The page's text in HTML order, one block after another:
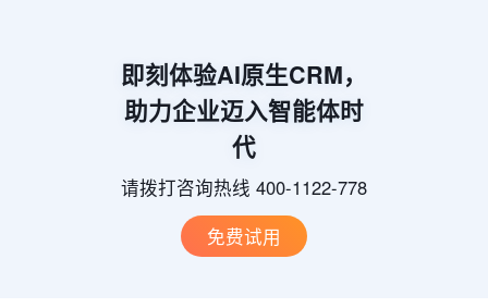
即刻体验AI原生CRM，
助力企业迈入智能体时
代
请拨打咨询热线 400-1122-778
免费试用